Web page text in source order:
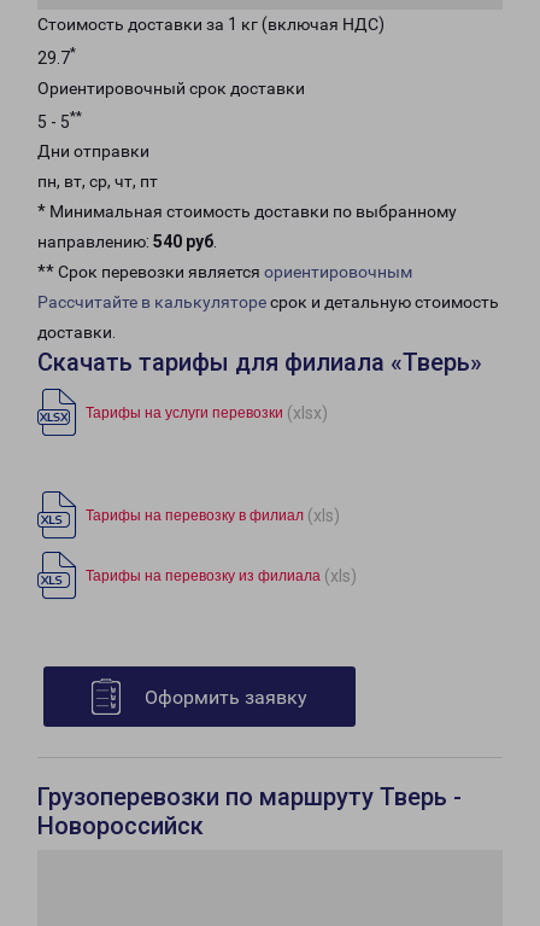
Стоимость доставки за 1 кг (включая НДС)
29.7*
Ориентировочный срок доставки
5 - 5**
Дни отправки
пн, вт, ср, чт, пт
* Минимальная стоимость доставки по выбранному
направлению: 540 руб.
** Срок перевозки является ориентировочным
Рассчитайте в калькуляторесрок и детальную стоимость
доставки.
Скачать тарифы для филиала «Тверь»
Тарифы на услуги перевозки (xlsx)
Тарифы на перевозку в филиал (xls)
Тарифы на перевозку из филиала (xls)
Оформить заявку
Грузоперевозки по маршруту Тверь -
Новороссийск